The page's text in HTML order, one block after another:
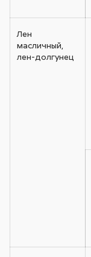
Лен
масличный,
лен-долгунец